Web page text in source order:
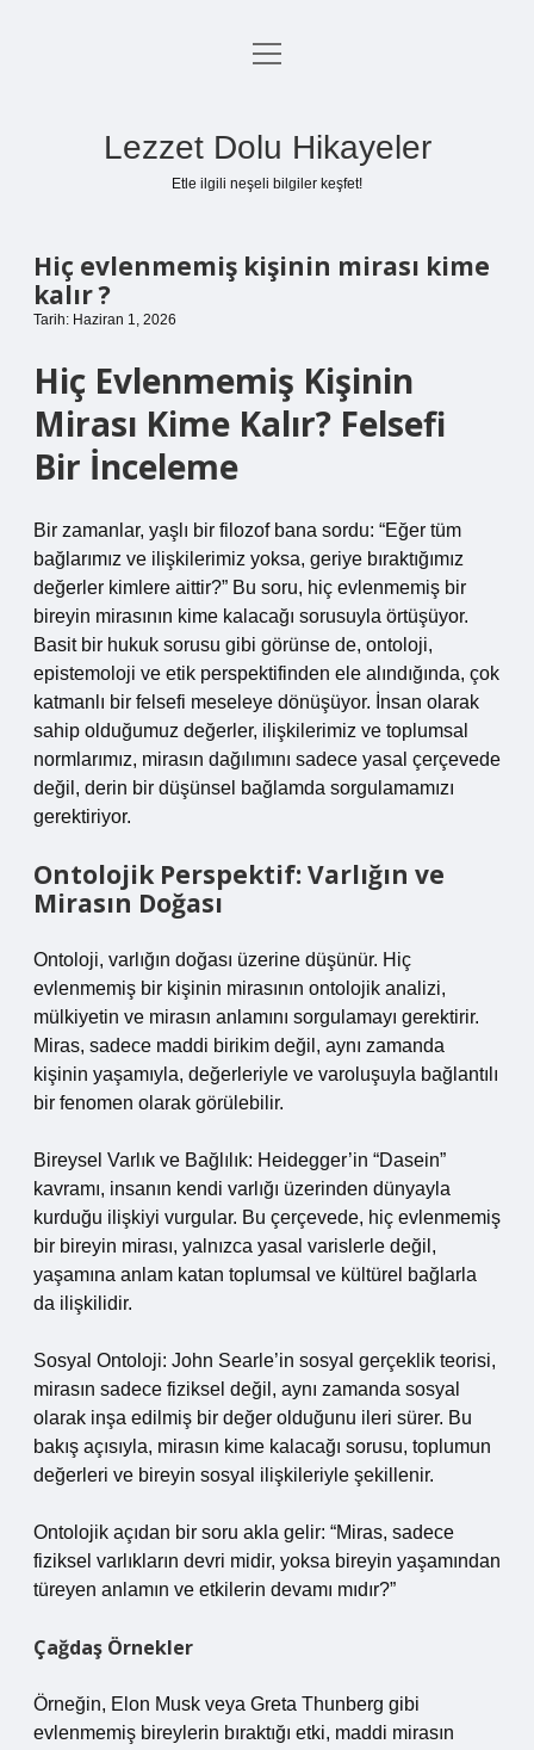
Anasayfa
menüyü
Lezzet Dolu Hikayeler
Etle ilgili neşeli bilgiler keşfet!
Hiç evlenmemiş kişinin mirası kime
kalır ?
Tarih: Haziran 1, 2026
Hiç Evlenmemiş Kişinin
Mirası Kime Kalır? Felsefi
Bir İnceleme
Bir zamanlar, yaşlı bir filozof bana sordu: “Eğer tüm
bağlarımız ve ilişkilerimiz yoksa, geriye bıraktığımız
değerler kimlere aittir?” Bu soru, hiç evlenmemiş bir
bireyin mirasının kime kalacağı sorusuyla örtüşüyor.
Basit bir hukuk sorusu gibi görünse de, ontoloji,
epistemoloji ve etik perspektifinden ele alındığında, çok
katmanlı bir felsefi meseleye dönüşüyor. İnsan olarak
sahip olduğumuz değerler, ilişkilerimiz ve toplumsal
normlarımız, mirasın dağılımını sadece yasal çerçevede
değil, derin bir düşünsel bağlamda sorgulamamızı
gerektiriyor.
Ontolojik Perspektif: Varlığın ve
Mirasın Doğası
Ontoloji, varlığın doğası üzerine düşünür. Hiç
evlenmemiş bir kişinin mirasının ontolojik analizi,
mülkiyetin ve mirasın anlamını sorgulamayı gerektirir.
Miras, sadece maddi birikim değil, aynı zamanda
kişinin yaşamıyla, değerleriyle ve varoluşuyla bağlantılı
bir fenomen olarak görülebilir.
Bireysel Varlık ve Bağlılık: Heidegger’in “Dasein”
kavramı, insanın kendi varlığı üzerinden dünyayla
kurduğu ilişkiyi vurgular. Bu çerçevede, hiç evlenmemiş
bir bireyin mirası, yalnızca yasal varislerle değil,
yaşamına anlam katan toplumsal ve kültürel bağlarla
da ilişkilidir.
Sosyal Ontoloji: John Searle’in sosyal gerçeklik teorisi,
mirasın sadece fiziksel değil, aynı zamanda sosyal
olarak inşa edilmiş bir değer olduğunu ileri sürer. Bu
bakış açısıyla, mirasın kime kalacağı sorusu, toplumun
değerleri ve bireyin sosyal ilişkileriyle şekillenir.
Ontolojik açıdan bir soru akla gelir: “Miras, sadece
fiziksel varlıkların devri midir, yoksa bireyin yaşamından
türeyen anlamın ve etkilerin devamı mıdır?”
Çağdaş Örnekler
Örneğin, Elon Musk veya Greta Thunberg gibi
evlenmemiş bireylerin bıraktığı etki, maddi mirasın